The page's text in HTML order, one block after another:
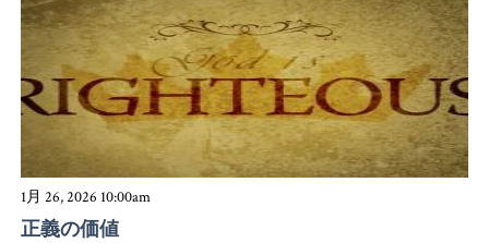
1月 26, 2026 10:00am
正義の価値